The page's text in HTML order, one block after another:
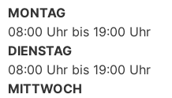
MONTAG
08:00 Uhr bis 19:00 Uhr
DIENSTAG
08:00 Uhr bis 19:00 Uhr
MITTWOCH